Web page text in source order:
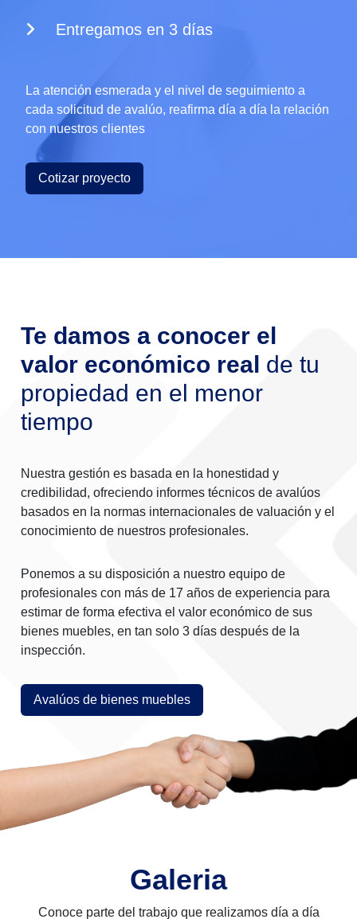
Entregamos en 3 días
La atención esmerada y el nivel de seguimiento a
cada solicitud de avalúo, reafirma día a día la relación
con nuestros clientes
Cotizar proyecto
Te damos a conocer el
valor económico real de tu
propiedad en el menor
tiempo
Nuestra gestión es basada en la honestidad y
credibilidad, ofreciendo informes técnicos de avalúos
basados en la normas internacionales de valuación y el
conocimiento de nuestros profesionales.
Ponemos a su disposición a nuestro equipo de
profesionales con más de 17 años de experiencia para
estimar de forma efectiva el valor económico de sus
bienes muebles, en tan solo 3 días después de la
inspección.
Avalúos de bienes muebles
Galeria
Conoce parte del trabajo que realizamos día a día